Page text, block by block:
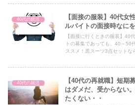
40代の就活
【面接の服装】40代女
ルバイトの面接時なに
【面接に行くときの服装】40
トの募集であっても、40～50
ススメ！黒スーツ3点セットな
ディガン+タイトスカートだ
40代の就活
【40代の再就職】短期
はダメだ、受からない
たくない・・